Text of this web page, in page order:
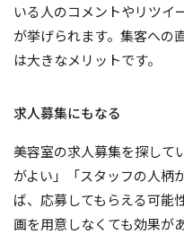
いる人のコメントやリツイ
が挙げられます。集客への
は大きなメリットです。
求人募集にもなる
美容室の求人募集を探して
がよい」「スタッフの人柄
ば、応募してもらえる可能
画を用意しなくても効果が